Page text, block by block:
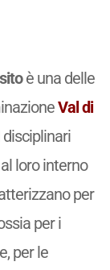
è una delle
Val di
loro interno
per
per i
per le